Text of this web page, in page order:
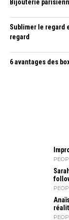
Bijouterie
Sublimer le regard
regard
6 avantages des